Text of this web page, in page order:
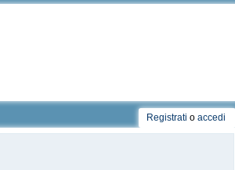
Registrati o accedi